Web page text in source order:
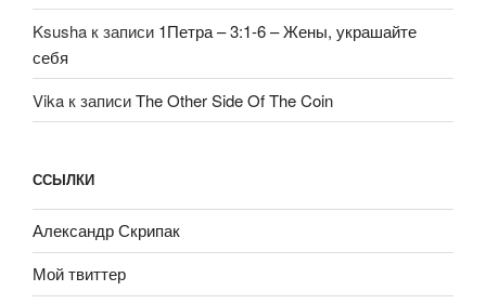
Ksusha к записи 1Петра – 3:1-6 – Жены, украшайте
себя
Vika к записиThe Other Side Of The Coin
ССЫЛКИ
Александр Скрипак
Мой твиттер